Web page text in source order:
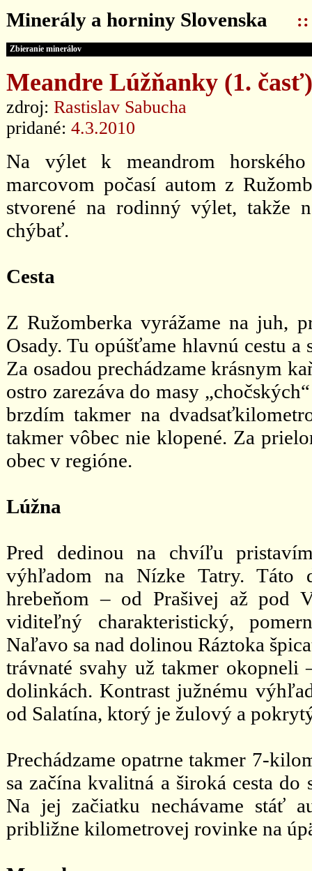
Minerály a horniny Slovenska ::
Zbieranie minerálov
Meandre Lúžňanky (1. časť)
zdroj: Rastislav Sabucha
pridané: 4.3.2010
Na výlet k meandrom
marcovom počasí autom z
stvorené na rodinný výlet, takže
chýbať.
Cesta
Z Ružomberka vyrážame na juh,
Osady. Tu opúšťame hlavnú cestu
Za osadou prechádzame krásnym
ostro zarezáva do masy
brzdím takmer na
takmer vôbec nie klopené. Za
obec v regióne.
Lúžna
Pred dedinou na chvíľu
výhľadom na Nízke Tatry. Táto
hrebeňom – od Prašivej až pod
viditeľný charakteristický,
Naľavo sa nad dolinou Ráztoka
trávnaté svahy už takmer okopneli
dolinkách. Kontrast južnému
od Salatína, ktorý je žulový a
Prechádzame opatrne takmer 7-
sa začína kvalitná a široká cesta
Na jej začiatku nechávame stáť
približne kilometrovej rovinke na